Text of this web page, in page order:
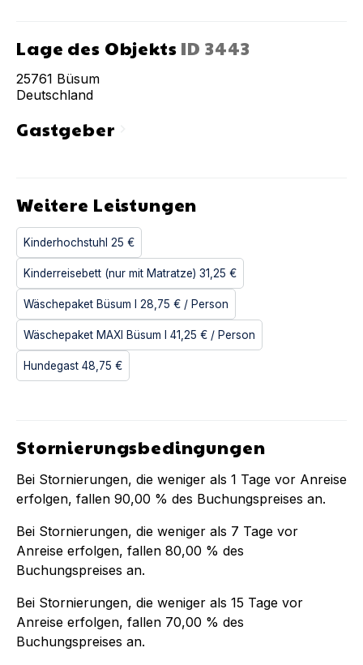
Lage des Objekts ID3443
25761 Büsum
Deutschland
Gastgeberchevron_right
Weitere Leistungen
Kinderhochstuhl 25 €
Kinderreisebett (nur mit Matratze) 31,25 €
Wäschepaket Büsum I 28,75 € / Person
Wäschepaket MAXI Büsum I 41,25 € / Person
Hundegast 48,75 €
Stornierungsbedingungen
Bei Stornierungen, die weniger als 1 Tage vor Anreise
erfolgen, fallen 90,00 % des Buchungspreises an.
Bei Stornierungen, die weniger als 7 Tage vor
Anreise erfolgen, fallen 80,00 % des
Buchungspreises an.
Bei Stornierungen, die weniger als 15 Tage vor
Anreise erfolgen, fallen 70,00 % des
Buchungspreises an.